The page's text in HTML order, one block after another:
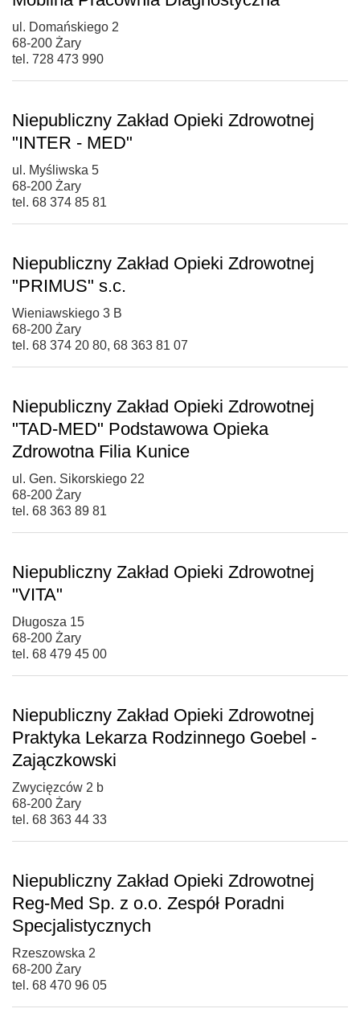
ul. Domańskiego 2
68-200 Żary
tel. 728 473 990
Niepubliczny Zakład Opieki Zdrowotnej
"INTER - MED"
ul. Myśliwska 5
68-200 Żary
tel. 68 374 85 81
Niepubliczny Zakład Opieki Zdrowotnej
"PRIMUS" s.c.
Wieniawskiego 3 B
68-200 Żary
tel. 68 374 20 80, 68 363 81 07
Niepubliczny Zakład Opieki Zdrowotnej
"TAD-MED" Podstawowa Opieka
Zdrowotna Filia Kunice
ul. Gen. Sikorskiego 22
68-200 Żary
tel. 68 363 89 81
Niepubliczny Zakład Opieki Zdrowotnej
"VITA"
Długosza 15
68-200 Żary
tel. 68 479 45 00
Niepubliczny Zakład Opieki Zdrowotnej
Praktyka Lekarza Rodzinnego Goebel -
Zajączkowski
Zwycięzców 2 b
68-200 Żary
tel. 68 363 44 33
Niepubliczny Zakład Opieki Zdrowotnej
Reg-Med Sp. z o.o. Zespół Poradni
Specjalistycznych
Rzeszowska 2
68-200 Żary
tel. 68 470 96 05